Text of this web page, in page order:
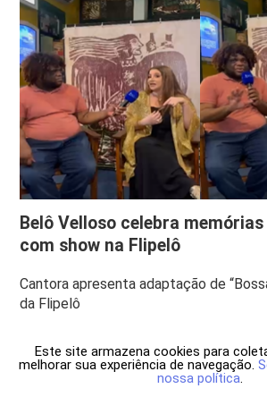
Belô Velloso celebra
com show na Flipelô
Cantora apresenta adaptação de
da Flipelô
Este site armazena cookies para
melhorar sua experiência de navegação.
nossa política.